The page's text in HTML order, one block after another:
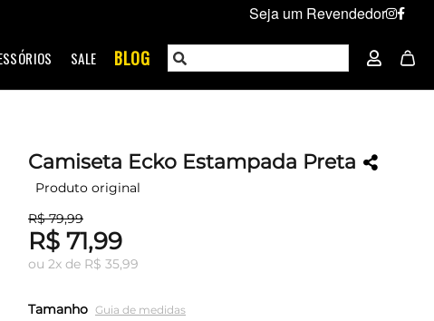
Seja um Revendedor
SALE BLOG
Camiseta Ecko Estampada Preta
Produto original
R$ 79,99
R$ 71,99
ou 2x de R$ 35,99
Tamanho Guia de medidas